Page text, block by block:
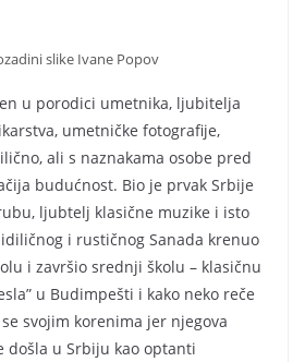
slike Ivane Popov
u porodici umetnika, ljubitelja
umetničke fotografije,
ali s naznakama osobe pred
budućnost. Bio je prvak Srbije
ljubtelj klasične muzike i isto
i rustičnog Sanada krenuo
i završio srednji školu – klasičnu
u Budimpešti i kako neko reče
svojim korenima jer njegova
došla u Srbiju kao optanti